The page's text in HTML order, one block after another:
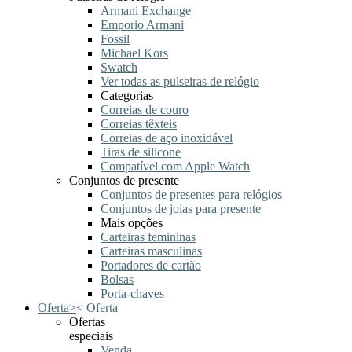
Armani Exchange
Emporio Armani
Fossil
Michael Kors
Swatch
Ver todas as pulseiras de relógio
Categorias
Correias de couro
Correias têxteis
Correias de aço inoxidável
Tiras de silicone
Compatível com Apple Watch
Conjuntos de presente
Conjuntos de presentes para relógios
Conjuntos de joias para presente
Mais opções
Carteiras femininas
Carteiras masculinas
Portadores de cartão
Bolsas
Porta-chaves
Oferta>< Oferta
Ofertas
especiais